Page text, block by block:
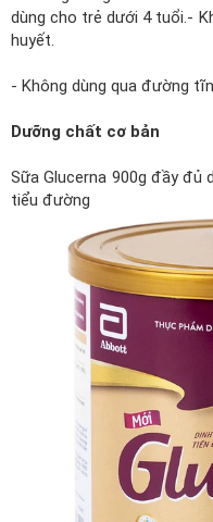
dùng cho trẻ dưới 4 tuổi.-
huyết.
- Không dùng qua đường
Dưỡng chất cơ bản
Sữa Glucerna 900g đầy
tiểu đường